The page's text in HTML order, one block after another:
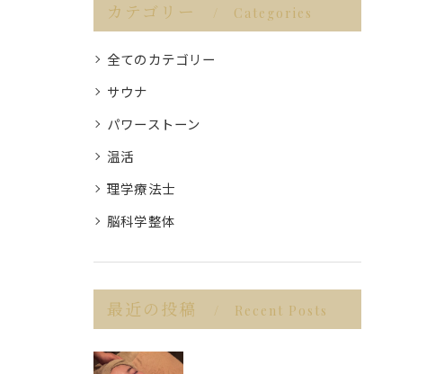
カテゴリー Categories
全てのカテゴリー
サウナ
パワーストーン
温活
理学療法士
脳科学整体
最近の投稿 Recent Posts